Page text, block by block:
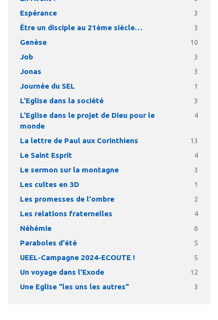
Espérance 3
Être un disciple au 21ème siècle… 3
Genèse 10
Job 3
Jonas 3
Journée du SEL 1
L'Eglise dans la société 3
L'Eglise dans le projet de Dieu pour le
monde
4
La lettre de Paul aux Corinthiens 13
Le Saint Esprit 4
Le sermon sur la montagne 3
Les cultes en 3D 1
Les promesses de l'ombre 2
Les relations fraternelles 4
Néhémie 6
Paraboles d'été 5
UEEL-Campagne 2024-ECOUTE ! 5
Un voyage dans l'Exode 12
Une Eglise "les uns les autres" 3